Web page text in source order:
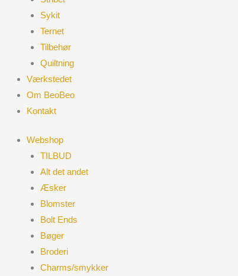
Sykit
Ternet
Tilbehør
Quiltning
Værkstedet
Om BeoBeo
Kontakt
Webshop
TILBUD
Alt det andet
Æsker
Blomster
Bolt Ends
Bøger
Broderi
Charms/smykker